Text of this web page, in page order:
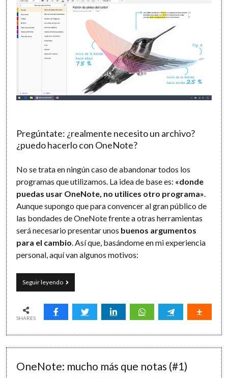
Pregúntate: ¿realmente necesito un archivo?
¿puedo hacerlo con OneNote?
No se trata en ningún caso de abandonar todos los
programas que utilizamos. La idea de base es: «donde
puedas usar OneNote, no utilices otro programa»
Aunque supongo que para convencer al gran público de
las bondades de OneNote frente a otras herramientas
será necesario presentar unos buenos argumentos
para el cambio . Así que, basándome en mi experiencia
personal, aquí van algunos motivos:
Seguir leyendo8+1
motivos
utilizar
OneNote
diario
SHARES
OneNote: mucho más que notas (#1)